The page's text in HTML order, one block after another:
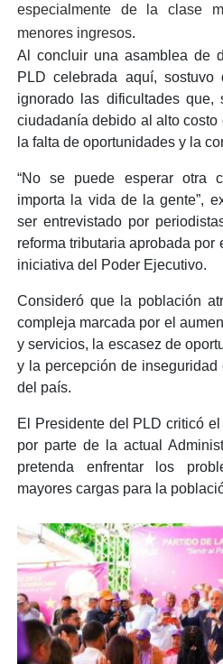
especialmente de la clase
menores ingresos.
Al concluir una asamblea de
PLD celebrada aquí,
ignorado las dificultades que,
ciudadanía debido al alto
la falta de oportunidades y la
“No se puede esperar otra
importa la vida de la gente”,
ser entrevistado por
reforma tributaria aprobada
iniciativa del Poder Ejecutivo.
Consideró que la población
compleja marcada por el
y servicios, la escasez de
y la percepción de
del país.
El Presidente del PLD criticó
por parte de la actual
pretenda enfrentar los
mayores cargas para la